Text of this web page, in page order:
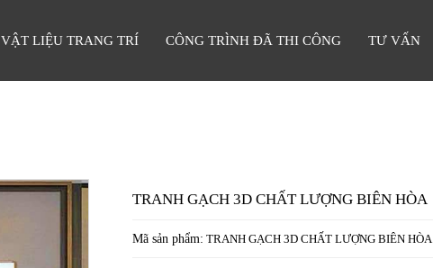
VẬT LIỆU TRANG TRÍ CÔNG TRÌNH ĐÃ THI CÔNG TƯ VẤN
TRANH GẠCH 3D CHẤT LƯỢNG BIÊN HÒA
Mã sản phẩm: TRANH GẠCH 3D CHẤT LƯỢNG BIÊN HÒA